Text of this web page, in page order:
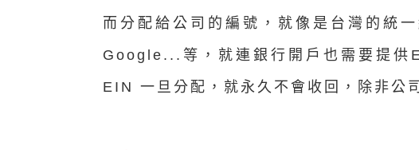
而分配給公司的編號，就像是台灣的統
Google...等，就連銀行開戶也需要提供
EIN 一旦分配，就永久不會收回，除非公